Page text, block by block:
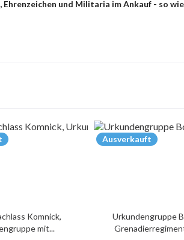
und Militaria im Ankauf - so
Komnick,
mit...
Ausverkauft
Urkundengruppe